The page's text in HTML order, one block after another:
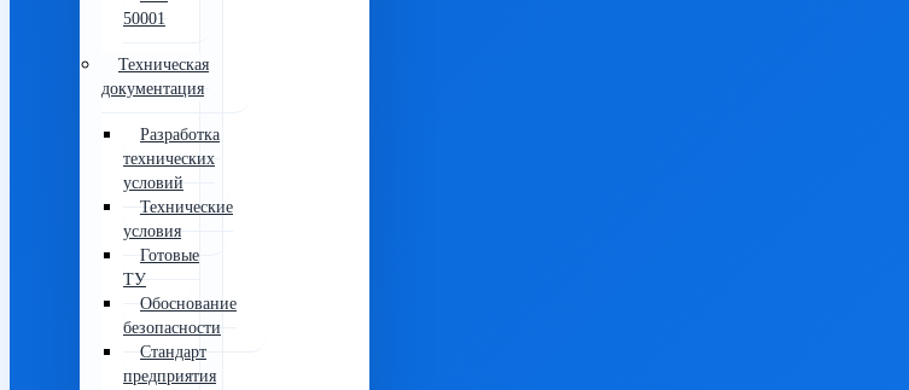
50001
Техническая
документация
Разработка
технических
условий
Технические
условия
Готовые
ТУ
Обоснование
безопасности
Стандарт
предприятия